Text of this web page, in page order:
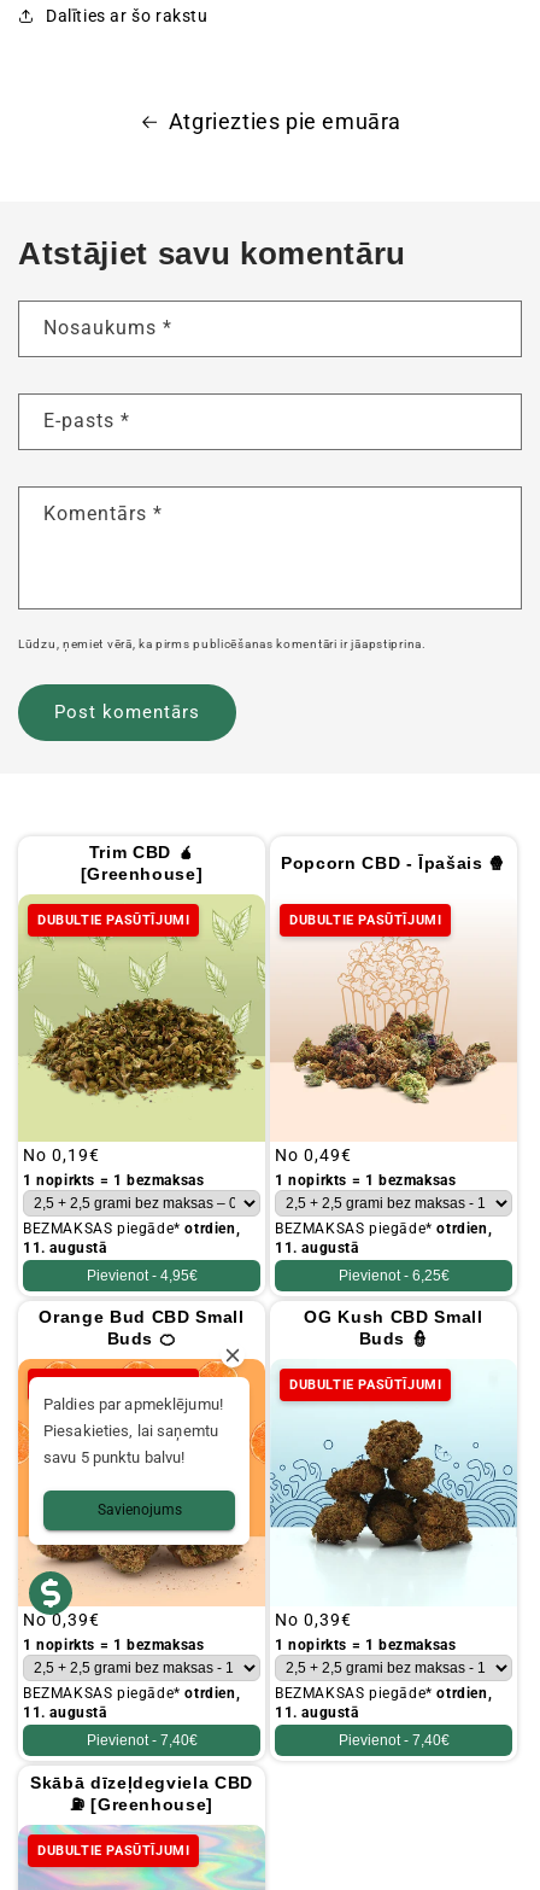
Dalīties ar šo rakstu
Atgriezties pie emuāra
Atstājiet savu komentāru
Nosaukums *
E-pasts *
Komentārs *
Lūdzu, ņemiet vērā, ka pirms publicēšanas komentāri ir jāapstiprina.
Trim CBD 🧉
[Greenhouse]
DUBULTIE PASŪTĪJUMI
Parastā
cena
No 0,19€
1 nopirkts = 1 bezmaksas
BEZMAKSAS piegāde*otrdien,
11. augustā
Pievienot - 4,95€
Popcorn CBD - Īpašais 🍿
DUBULTIE PASŪTĪJUMI
Parastā
cena
No 0,49€
1 nopirkts = 1 bezmaksas
BEZMAKSAS piegāde*otrdien,
11. augustā
Pievienot - 6,25€
Orange Bud CBD Small
Buds 🍊
Parastā
cena
No0,39€
1 nopirkts = 1 bezmaksas
BEZMAKSAS piegāde*otrdien,
11. augustā
Pievienot - 7,40€
OG Kush CBD Small
Buds 👮
DUBULTIE PASŪTĪJUMI
Parastā
cena
No 0,39€
1 nopirkts = 1 bezmaksas
BEZMAKSAS piegāde*otrdien,
11. augustā
Pievienot - 7,40€
Skābā dīzeļdegviela CBD
⛽ [Greenhouse]
DUBULTIE PASŪTĪJUMI
Paldies par apmeklējumu!
Piesakieties, lai saņemtu
savu 5 punktu balvu!
Savienojums